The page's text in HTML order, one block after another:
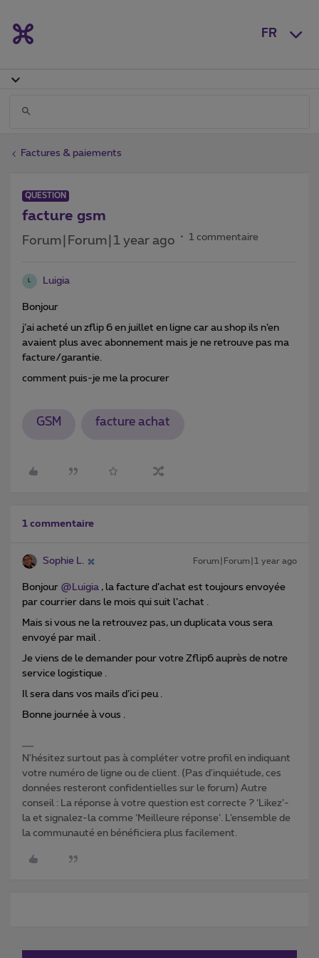
FR
Factures & paiements
QUESTION
facture gsm
Forum|Forum|1 year ago 1 commentaire
L Luigia
Bonjour
j’ai acheté un zflip 6 en juillet en ligne car au shop ils n’en
avaient plus avec abonnement mais je ne retrouve pas ma
facture/garantie.
comment puis-je me la procurer
GSM facture achat
1 commentaire
Sophie L. Forum|Forum|1 year ago
Bonjour @Luigia , la facture d’achat est toujours envoyée
par courrier dans le mois qui suit l’achat .
Mais si vous ne la retrouvez pas, un duplicata vous sera
envoyé par mail .
Je viens de le demander pour votre Zflip6 auprès de notre
service logistique .
Il sera dans vos mails d’ici peu .
Bonne journée à vous .
N'hésitez surtout pas à compléter votre profil en indiquant
votre numéro de ligne ou de client. (Pas d'inquiétude, ces
données resteront confidentielles sur le forum) Autre
conseil : La réponse à votre question est correcte ? ‘Likez’-
la et signalez-la comme ‘Meilleure réponse’. L’ensemble de
la communauté en bénéficiera plus facilement.